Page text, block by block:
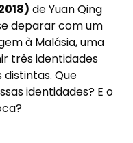
de Yuan Qing
deparar com um
à Malásia, uma
três identidades
Que
identidades? E o